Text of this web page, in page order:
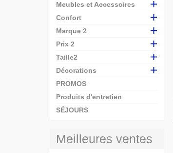
Meubles et Accessoires
Confort
Marque 2
Prix 2
Taille2
Décorations
PROMOS
Produits d'entretien
SÉJOURS
Meilleures ventes